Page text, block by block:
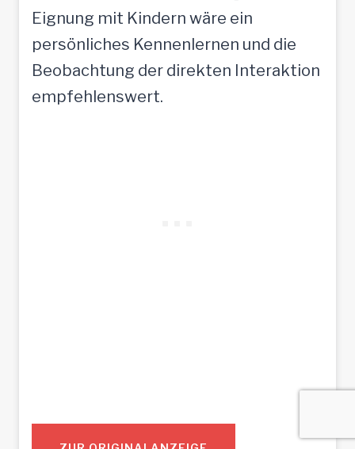
Eignung mit Kindern wäre ein
persönliches Kennenlernen und die
Beobachtung der direkten Interaktion
empfehlenswert.